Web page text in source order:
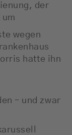
der
wegen
hatte ihn
– und zwar